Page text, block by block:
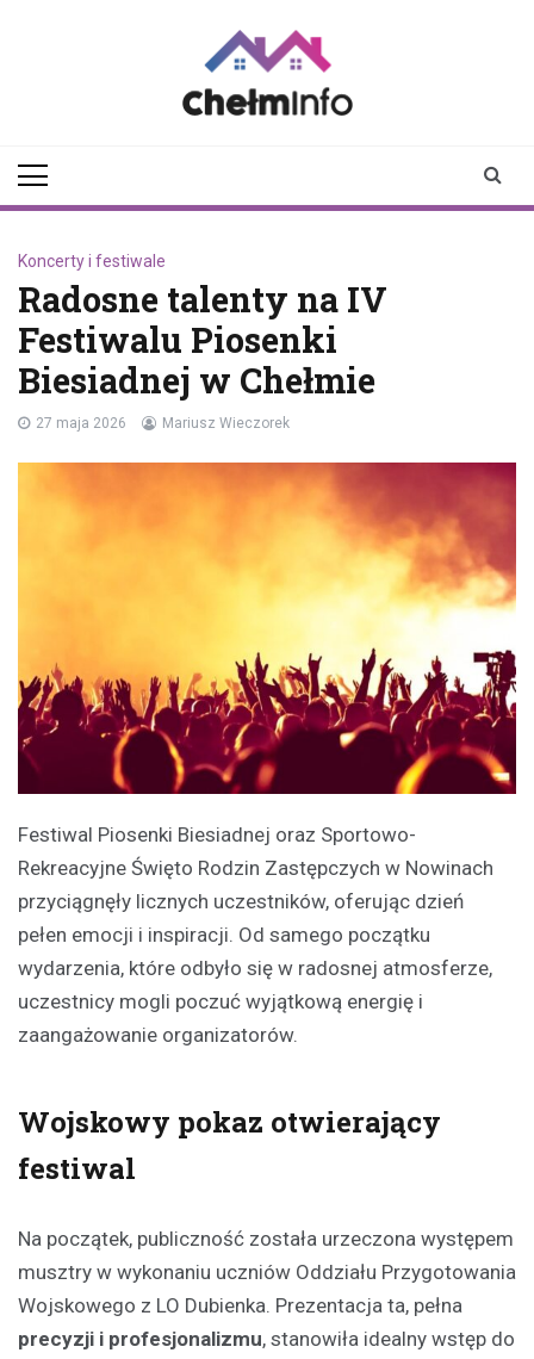
Koncerty i festiwale
Radosne talenty na IV
Festiwalu Piosenki
Biesiadnej w Chełmie
27 maja 2026 Mariusz Wieczorek
Festiwal Piosenki Biesiadnej oraz Sportowo-
Rekreacyjne Święto Rodzin Zastępczych w Nowinach
przyciągnęły licznych uczestników, oferując dzień
pełen emocji i inspiracji. Od samego początku
wydarzenia, które odbyło się w radosnej atmosferze,
uczestnicy mogli poczuć wyjątkową energię i
zaangażowanie organizatorów.
Wojskowy pokaz otwierający
festiwal
Na początek, publiczność została urzeczona występem
musztry w wykonaniu uczniów Oddziału Przygotowania
Wojskowego z LO Dubienka. Prezentacja ta, pełna
precyzji i profesjonalizmu, stanowiła idealny wstęp do